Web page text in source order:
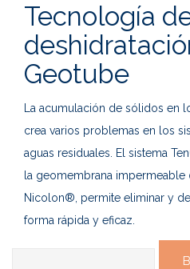
Tecnología
Geotube
La acumulación de sólidos en
crea varios problemas en los
aguas residuales. El sistema
la geomembrana impermeable
Nicolon®, permite eliminar y
forma rápida y eficaz.